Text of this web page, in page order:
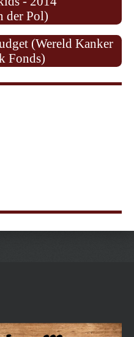
der Pol)
(Wereld Kanker
Fonds)